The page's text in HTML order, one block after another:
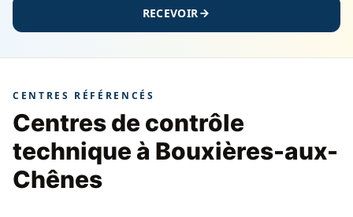
RECEVOIR
CENTRES RÉFÉRENCÉS
Centres de contrôle
technique à Bouxières-aux-
Chênes